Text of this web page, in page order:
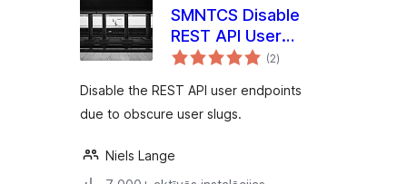
SMNTCS Disable
REST API User
Endpoints
(2vērtējumu
kopsumma
)
Disable the REST API user endpoints
due to obscure user slugs.
Niels Lange